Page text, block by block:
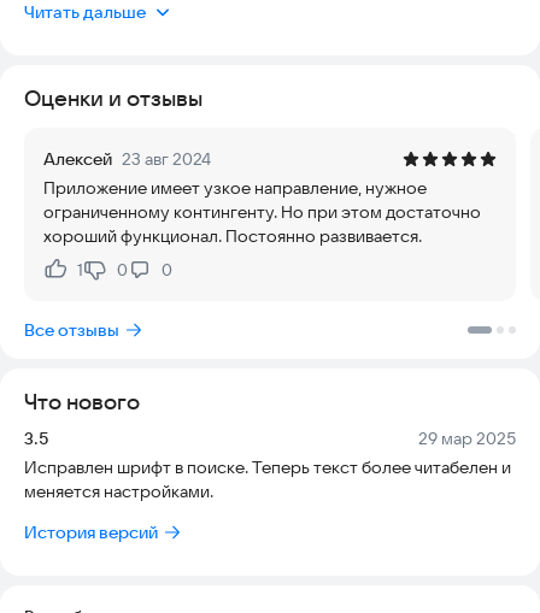
Читать дальше
Оценки и отзывы
Алексей 23 авг 2024
Приложение имеет узкое направление, нужное
ограниченному контингенту. Но при этом достаточно
хороший функционал. Постоянно развивается.
Нравится:
1Не нравится:
0 0
Все отзывы
Что нового
Версия:
3.5 Дата:
29 мар 2025
Исправлен шрифт в поиске. Теперь текст более читабелен и
меняется настройками.
История версий